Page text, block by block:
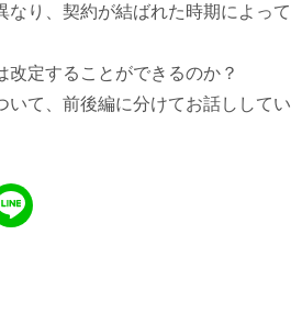
り、契約が結ばれた時期によって
定することができるのか？
いて、前後編に分けてお話ししてい